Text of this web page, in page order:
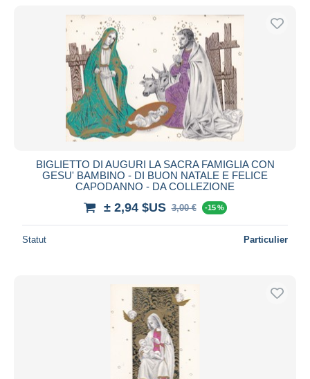
Uniquement en réduction
Livraison gratuite
Méthodes de paiement
PayPal
Virement bancaire
Visa
Mastercard
Bancontact
iDeal
Appliquer
BIGLIETTO DI AUGURI LA SACRA FAMIGLIA CON
GESU' BAMBINO - DI BUON NATALE E FELICE
CAPODANNO - DA COLLEZIONE
± 2,94 $US 3,00 € -15 %
Statut Particulier